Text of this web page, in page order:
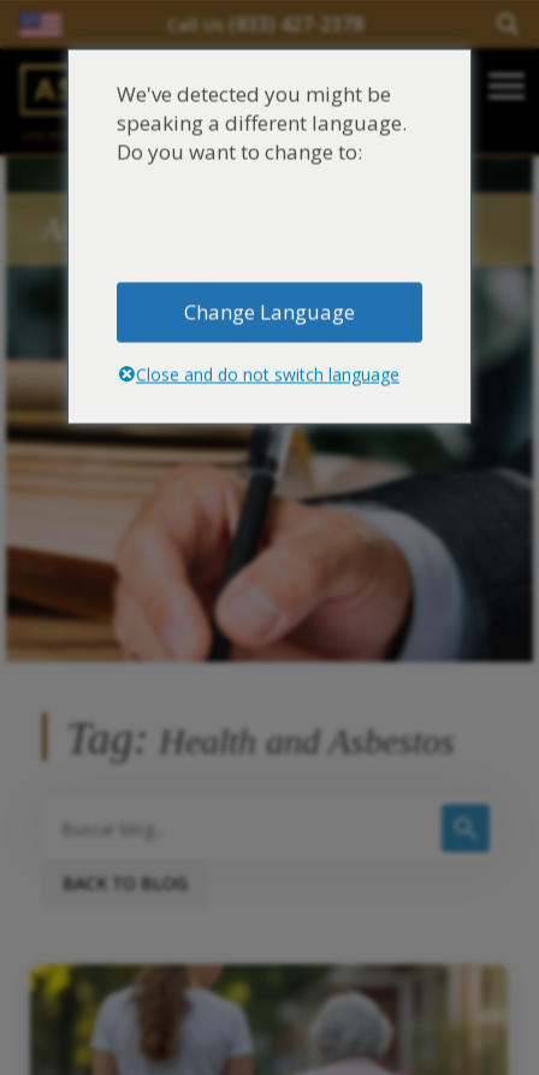
Call Us (833) 427-2378
Salir del contenido
Main Navigation
Justinian C. Lane, Esq. – PLLC
Reclamaciones de asbesto/mesotelioma
Fuentes de exposición al asbesto
Síntomas y tratamiento del asbesto
Centro de aprendizaje de asbesto
Blog de Asbestos
Asbestos Blog Tags
Tag: Health and Asbestos
BACK TO BLOG
We've detected you might be
speaking a different language.
Do you want to change to:
Change Language
Close and do not switch language